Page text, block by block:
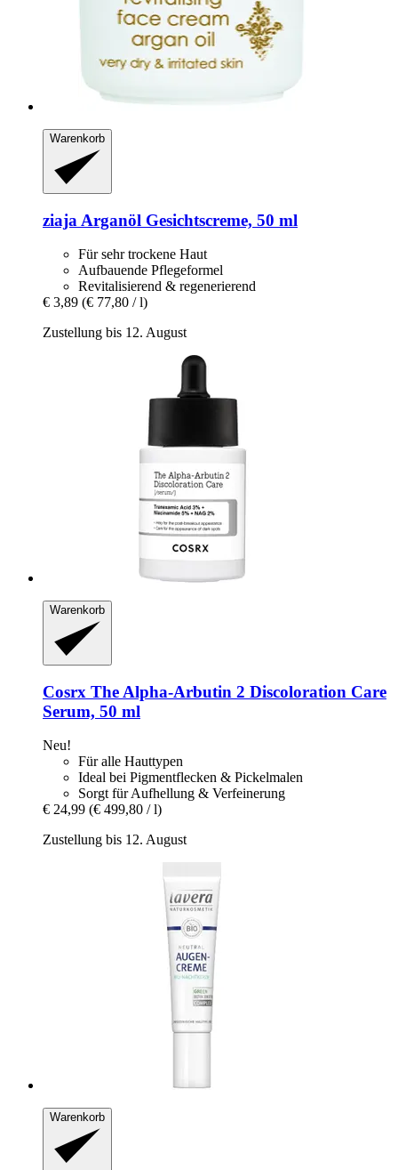
Warenkorb
ziaja Arganöl Gesichtscreme, 50 ml
Für sehr trockene Haut
Aufbauende Pflegeformel
Revitalisierend & regenerierend
€ 3,89 (€ 77,80 / l)
Zustellung bis 12. August
Warenkorb
Cosrx The Alpha-​Arbutin 2 Discoloration Care
Serum, 50 ml
Neu!
Für alle Hauttypen
Ideal bei Pigmentflecken & Pickelmalen
Sorgt für Aufhellung & Verfeinerung
€ 24,99 (€ 499,80 / l)
Zustellung bis 12. August
Warenkorb